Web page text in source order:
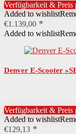
Verfügbarkeit & Preis
Added to wishlist
€1.139,00
Added to wishlist
Denver E-Scooter
Verfügbarkeit & Preis
Added to wishlist
€129,13